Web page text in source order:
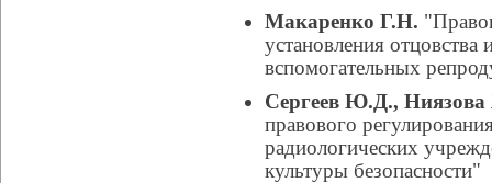
Макаренко Г.Н.
установления
вспомогательных
Сергеев Ю.Д.,
правового
радиологических
культуры безопасности"